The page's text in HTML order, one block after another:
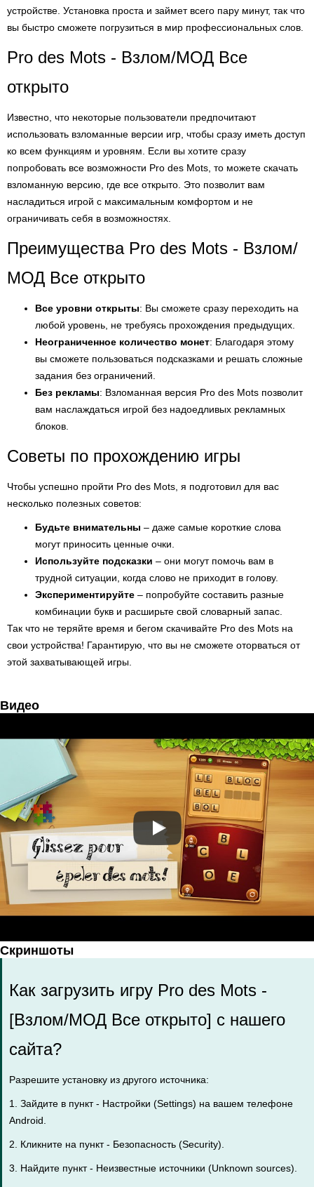
устройстве. Установка проста и займет всего пару минут, так что
вы быстро сможете погрузиться в мир профессиональных слов.
Pro des Mots - Взлом/МОД Все
открыто
Известно, что некоторые пользователи предпочитают
использовать взломанные версии игр, чтобы сразу иметь доступ
ко всем функциям и уровням. Если вы хотите сразу
попробовать все возможности Pro des Mots, то можете скачать
взломанную версию, где все открыто. Это позволит вам
насладиться игрой с максимальным комфортом и не
ограничивать себя в возможностях.
Преимущества Pro des Mots - Взлом/
МОД Все открыто
Все уровни открыты: Вы сможете сразу переходить на
любой уровень, не требуясь прохождения предыдущих.
Неограниченное количество монет: Благодаря этому
вы сможете пользоваться подсказками и решать сложные
задания без ограничений.
Без рекламы: Взломанная версия Pro des Mots позволит
вам наслаждаться игрой без надоедливых рекламных
блоков.
Советы по прохождению игры
Чтобы успешно пройти Pro des Mots, я подготовил для вас
несколько полезных советов:
Будьте внимательны – даже самые короткие слова
могут приносить ценные очки.
Используйте подсказки – они могут помочь вам в
трудной ситуации, когда слово не приходит в голову.
Экспериментируйте – попробуйте составить разные
комбинации букв и расширьте свой словарный запас.
Так что не теряйте время и бегом скачивайте Pro des Mots на
свои устройства! Гарантирую, что вы не сможете оторваться от
этой захватывающей игры.
Видео
Скриншоты
Как загрузить игру Pro des Mots -
[Взлом/МОД Все открыто] с нашего
сайта?
Разрешите установку из другого источника:
1. Зайдите в пункт - Настройки (Settings) на вашем телефоне
Android.
2. Кликните на пункт - Безопасность (Security).
3. Найдите пункт - Неизвестные источники (Unknown sources).